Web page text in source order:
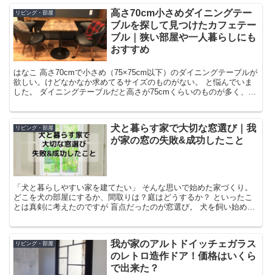
リビング・部屋
高さ70cm小さめダイニングテー
ブルを探して見つけたカフェテー
ブル｜狭い部屋や一人暮らしにも
おすすめ
はなこ 高さ70cmで小さめ（75×75cm以下）のダイニングテーブルが
欲しい。けどなかなか求めてるサイズのものがない。 と悩んでいま
した。 ダイニングテーブルだと高さが75cmくらいのものが多く、低
リビング・部屋
犬と暮らす家で大切な窓選び｜我
が家の窓の失敗&成功したこと
「犬と暮らしやすい家を建てたい」 そんな思いで始めた家づくり。
どこを犬の部屋にするか、間取りは？庭はどうするか？ といったこ
とは真剣に考えたのですが 盲点だったのが窓選び。 犬を飼い始めて
リビング・部屋
我が家のアルトドイッチェガラス
のレトロ造作ドア！価格はいくら
で出来た？